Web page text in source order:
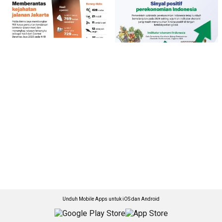
Unduh Mobile Apps untuk iOS dan Android